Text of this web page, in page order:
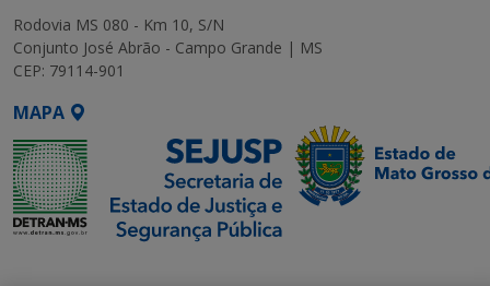
Rodovia MS 080 - Km 10, S/N
Conjunto José Abrão - Campo Grande | MS
CEP: 79114-901
MAPA